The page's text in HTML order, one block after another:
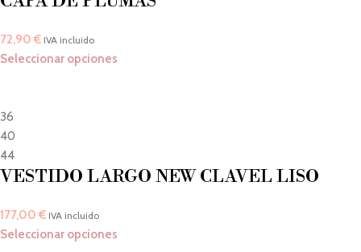
72,90 € IVA incluido
Seleccionar opciones
36
40
44
VESTIDO LARGO NEW CLAVEL LISO
177,00 € IVA incluido
Seleccionar opciones